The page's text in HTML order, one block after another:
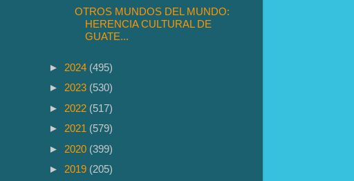
OTROS MUNDOS DEL MUNDO:
HERENCIA CULTURAL DE
GUATE...
► 2024 (495)
► 2023 (530)
► 2022 (517)
► 2021 (579)
► 2020 (399)
► 2019 (205)